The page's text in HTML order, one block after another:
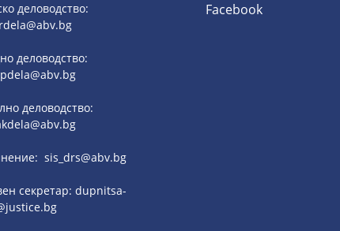
деловодство:
деловодство:
деловодство:
sis_drs@abv.bg
секретар: dupnitsa-
Facebook